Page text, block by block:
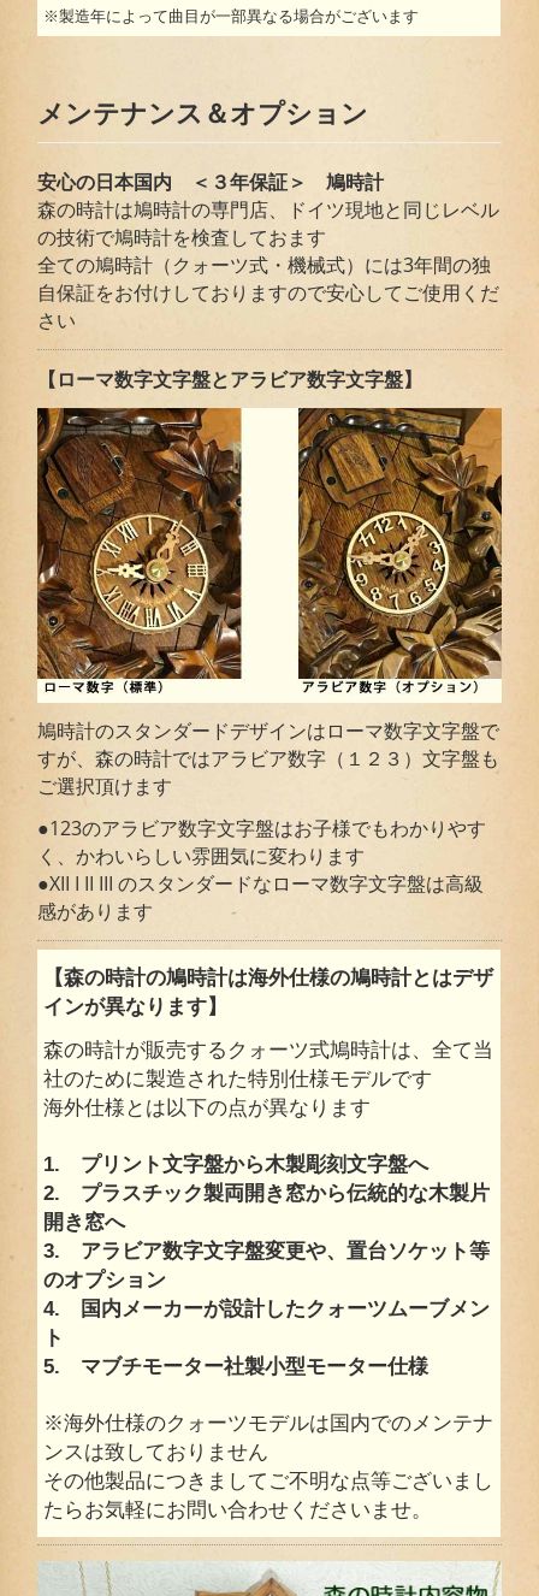
※製造年によって曲目が一部異なる場合がございます
メンテナンス＆オプション
安心の日本国内 ＜３年保証＞ 鳩時計
森の時計は鳩時計の専門店、ドイツ現地と同じレベル
の技術で鳩時計を検査しておます
全ての鳩時計（クォーツ式・機械式）には3年間の独
自保証をお付けしておりますので安心してご使用くだ
さい
【ローマ数字文字盤とアラビア数字文字盤】
鳩時計のスタンダードデザインはローマ数字文字盤で
すが、森の時計ではアラビア数字（１２３）文字盤も
ご選択頂けます
●123のアラビア数字文字盤はお子様でもわかりやす
く、かわいらしい雰囲気に変わります
●XII I II III のスタンダードなローマ数字文字盤は高級
感があります
【森の時計の鳩時計は海外仕様の鳩時計とはデザ
インが異なります】
森の時計が販売するクォーツ式鳩時計は、全て当
社のために製造された特別仕様モデルです
海外仕様とは以下の点が異なります
1. プリント文字盤から木製彫刻文字盤へ
2. プラスチック製両開き窓から伝統的な木製片
開き窓へ
3. アラビア数字文字盤変更や、置台ソケット等
のオプション
4. 国内メーカーが設計したクォーツムーブメン
ト
5. マブチモーター社製小型モーター仕様
※海外仕様のクォーツモデルは国内でのメンテナ
ンスは致しておりません
その他製品につきましてご不明な点等ございまし
たらお気軽にお問い合わせくださいませ。